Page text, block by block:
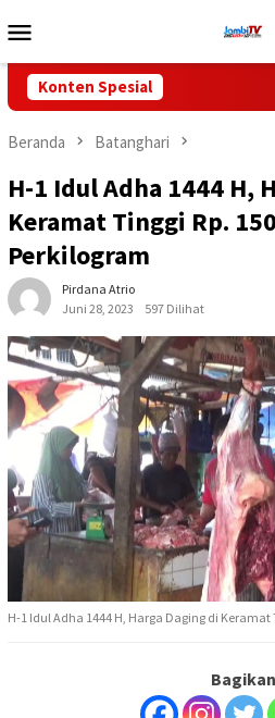
ke
Mobile
Konten Spesial
Beranda Batanghari
H-1 Idul Adha 1444 H,
Keramat Tinggi Rp.
Perkilogram
Pirdana Atrio
Juni 28, 2023
597 Dilihat
H-1 Idul Adha 1444 H, Harga Daging di Keramat
Bagikan